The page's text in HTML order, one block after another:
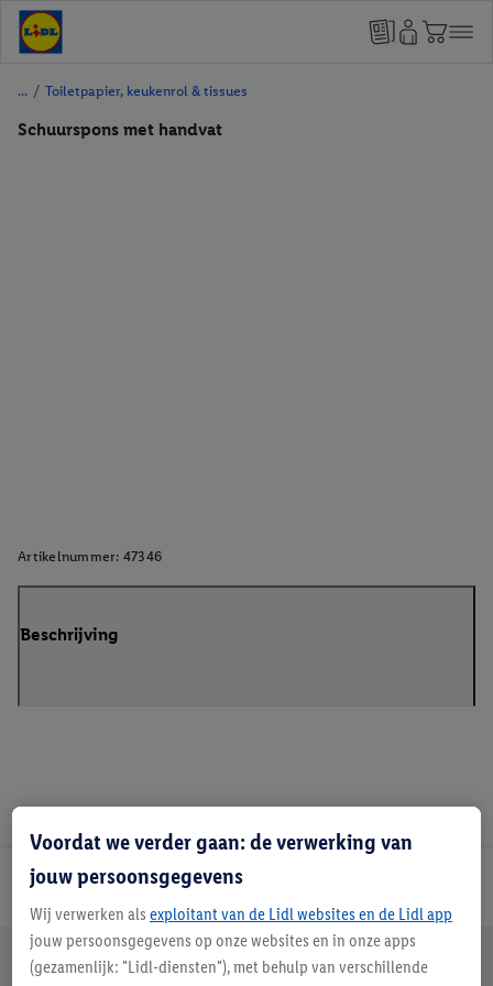
/ Toiletpapier, keukenrol & tissues
Schuurspons met handvat
Artikelnummer: 47346
Beschrijving
Lidl Nieuwsbrief
Jouw voordelen bij ons als Lidl webshop klant
Gratis retourneren Veilig winkelen
Voordat we verder gaan: de verwerking van
jouw persoonsgegevens
Wij verwerken als exploitant van de Lidl websites en de Lidl app
jouw persoonsgegevens op onze websites en in onze apps
(gezamenlijk: "Lidl-diensten"), met behulp van verschillende